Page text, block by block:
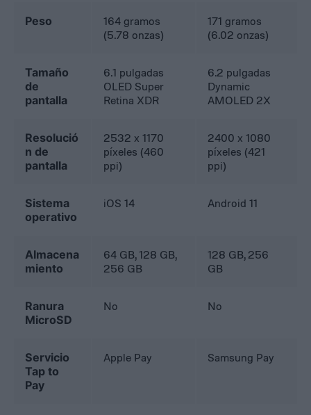
Peso
164 gramos
(5.78 onzas)
171 gramos
(6.02 onzas)
Tamaño
de
pantalla
6.1 pulgadas
OLED Super
Retina XDR
6.2 pulgadas
Dynamic
AMOLED 2X
Resolució
n de
pantalla
2532 x 1170
píxeles (460
ppi)
2400 x 1080
píxeles (421
ppi)
Sistema
operativo
iOS 14 Android 11
Almacena
miento
64 GB, 128 GB,
256 GB
128 GB, 256
GB
Ranura
MicroSD
No No
Servicio
Tap to
Pay
Apple Pay Samsung Pay